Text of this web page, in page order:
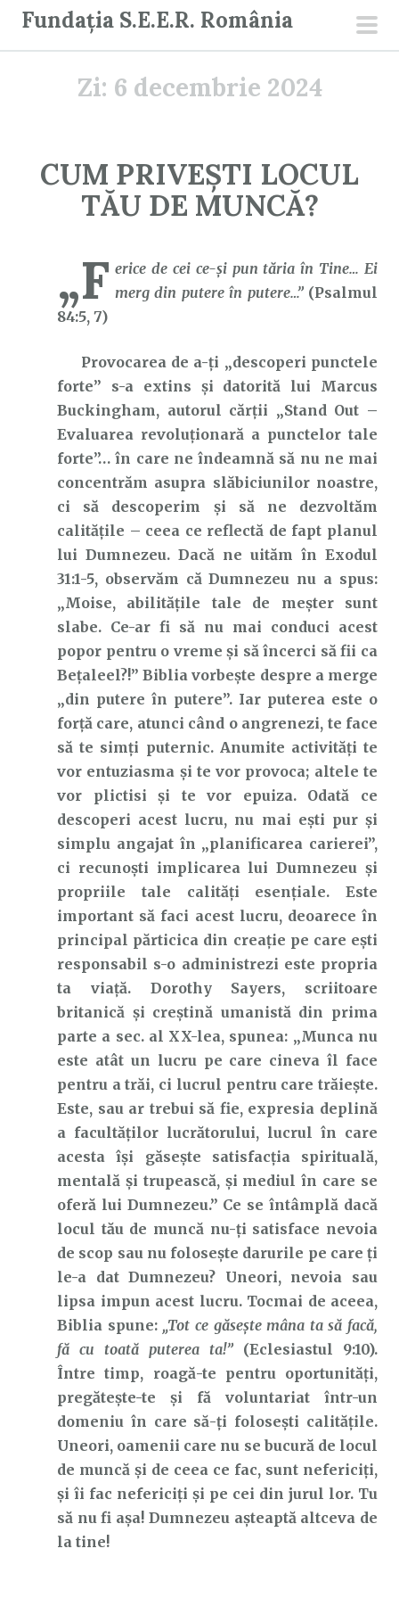
Fundația S.E.E.R. România
Zi: 6 decembrie 2024
CUM PRIVEȘTI LOCUL
TĂU DE MUNCĂ?
„F erice de cei ce-și pun tăria în Tine… Ei
merg din putere în putere…” (Psalmul
84:5, 7)
Provocarea de a-ți „descoperi punctele
forte” s-a extins și datorită lui Marcus
Buckingham, autorul cărții „Stand Out –
Evaluarea revoluționară a punctelor tale
forte”… în care ne îndeamnă să nu ne mai
concentrăm asupra slăbiciunilor noastre,
ci să descoperim și să ne dezvoltăm
calitățile – ceea ce reflectă de fapt planul
lui Dumnezeu. Dacă ne uităm în Exodul
31:1-5, observăm că Dumnezeu nu a spus:
„Moise, abilitățile tale de meșter sunt
slabe. Ce-ar fi să nu mai conduci acest
popor pentru o vreme și să încerci să fii ca
Bețaleel?!” Biblia vorbește despre a merge
„din putere în putere”. Iar puterea este o
forță care, atunci când o angrenezi, te face
să te simți puternic. Anumite activități te
vor entuziasma și te vor provoca; altele te
vor plictisi și te vor epuiza. Odată ce
descoperi acest lucru, nu mai ești pur și
simplu angajat în „planificarea carierei”,
ci recunoști implicarea lui Dumnezeu și
propriile tale calități esențiale. Este
important să faci acest lucru, deoarece în
principal părticica din creație pe care ești
responsabil s-o administrezi este propria
ta viață. Dorothy Sayers, scriitoare
britanică și creștină umanistă din prima
parte a sec. al XX-lea, spunea: „Munca nu
este atât un lucru pe care cineva îl face
pentru a trăi, ci lucrul pentru care trăiește.
Este, sau ar trebui să fie, expresia deplină
a facultăților lucrătorului, lucrul în care
acesta își găsește satisfacția spirituală,
mentală și trupească, și mediul în care se
oferă lui Dumnezeu.” Ce se întâmplă dacă
locul tău de muncă nu-ți satisface nevoia
de scop sau nu folosește darurile pe care ți
le-a dat Dumnezeu? Uneori, nevoia sau
lipsa impun acest lucru. Tocmai de aceea,
Biblia spune: „Tot ce găseşte mâna ta să facă,
fă cu toată puterea ta!” (Eclesiastul 9:10).
Între timp, roagă-te pentru oportunități,
pregătește-te și fă voluntariat într-un
domeniu în care să-ți folosești calitățile.
Uneori, oamenii care nu se bucură de locul
de muncă și de ceea ce fac, sunt nefericiți,
și îi fac nefericiți și pe cei din jurul lor. Tu
să nu fi așa! Dumnezeu așteaptă altceva de
la tine!